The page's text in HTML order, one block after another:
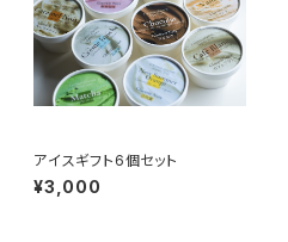
アイスギフト6個セット
¥3,000